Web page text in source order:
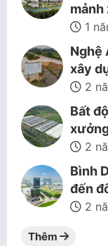
mảnh
1
Nghệ
xây
2
Bất
2
Bình
đến
2
Thêm